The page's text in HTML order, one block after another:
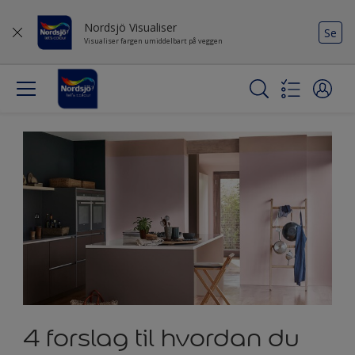
Nordsjö Visualiser
Visualiser fargen umiddelbart på veggen
Se
4 forslag til hvordan du